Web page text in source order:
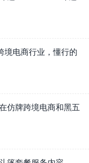
境电商行业，懂行的
仿牌跨境电商和黑五